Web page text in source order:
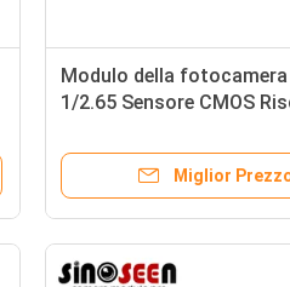
Modulo della fotocamera
1/2.65 Sensore CMOS
Miglior